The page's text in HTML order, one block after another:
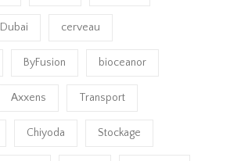
Dubai cerveau
ByFusion bioceanor
Axxens Transport
Chiyoda Stockage